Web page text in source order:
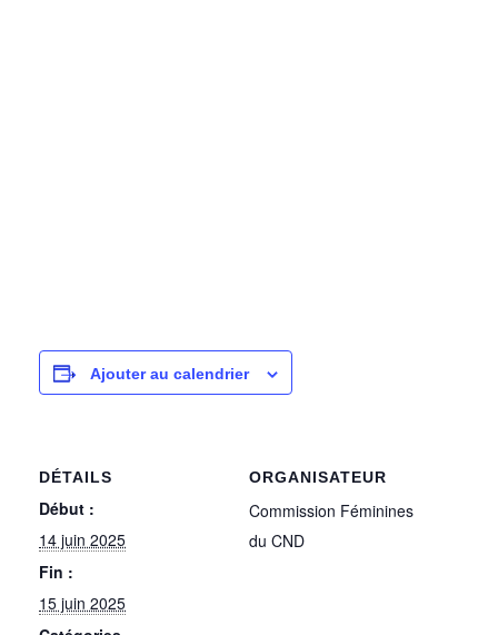
Ajouter au calendrier
DÉTAILS
Début :
14 juin 2025
Fin :
15 juin 2025
ORGANISATEUR
Commission Féminines
du CND